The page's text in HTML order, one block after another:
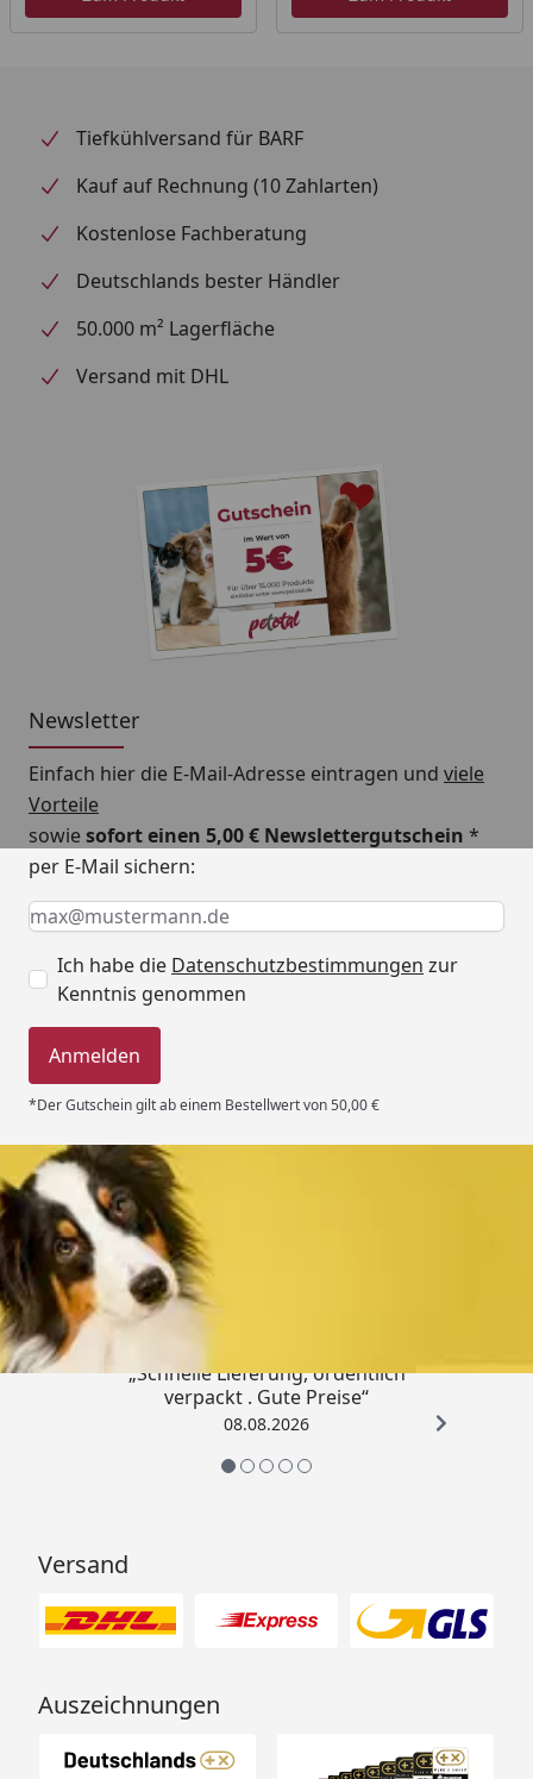
Tiefkühlversand für BARF
Kauf auf Rechnung (10 Zahlarten)
Kostenlose Fachberatung
Deutschlands bester Händler
50.000 m² Lagerfläche
Versand mit DHL
Newsletter
Einfach hier die E-Mail-Adresse eintragen und viele
Vorteile
sowiesofort einen 5,00 € Newslettergutschein *
per E-Mail sichern:
Keine Eingabe erforderlich
Eingabe erforderlich
E-Mail *
Ich habe die Datenschutzbestimmungen zur
Kenntnis genommen
Anmelden
*Der Gutschein gilt ab einem Bestellwert von 50,00 €
Trusted Shops
„Schnelle Lieferung, ordentlich
verpackt . Gute Preise“
08.08.2026
Versand
Auszeichnungen